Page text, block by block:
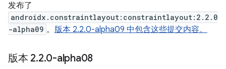
发布了
androidx.constraintlayout:constraintlayout:2.2.0
-alpha09 。 版本 2.2.0-alpha09 中包含这些提交内容。
版本 2.2.0-alpha08